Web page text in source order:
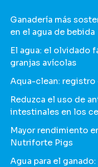
Ganadería más
en el agua de bebida
El agua: el olvidado
granjas avícolas
Aqua-clean: registro
Reduzca el uso de
intestinales en los
Mayor rendimiento
Nutriforte Pigs
Agua para el